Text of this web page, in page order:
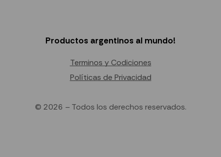
Productos argentinos al mundo!
Terminos y Codiciones
Políticas de Privacidad
© 2026 – Todos los derechos reservados.